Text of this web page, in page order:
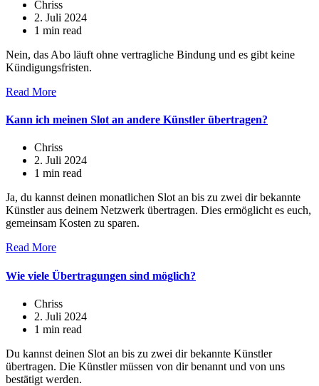
Chriss
2. Juli 2024
1 min read
Nein, das Abo läuft ohne vertragliche Bindung und es gibt keine
Kündigungsfristen.
Read More
Kann ich meinen Slot an andere Künstler übertragen?
Chriss
2. Juli 2024
1 min read
Ja, du kannst deinen monatlichen Slot an bis zu zwei dir bekannte
Künstler aus deinem Netzwerk übertragen. Dies ermöglicht es euch,
gemeinsam Kosten zu sparen.
Read More
Wie viele Übertragungen sind möglich?
Chriss
2. Juli 2024
1 min read
Du kannst deinen Slot an bis zu zwei dir bekannte Künstler
übertragen. Die Künstler müssen von dir benannt und von uns
bestätigt werden.